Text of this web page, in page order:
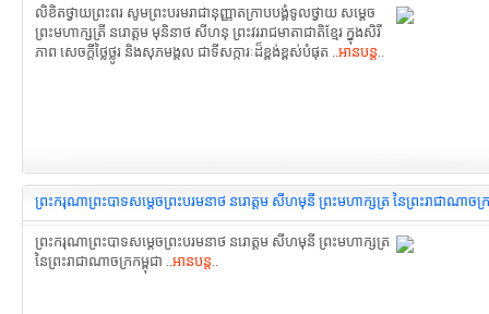
លិខិតថ្វាយព្រះពរ សូមព្រះបរមរាជា​នុញ្ញាតក្រាបបង្គំទូលថ្វាយ សម្ដេច
ព្រះមហាក្សត្រី នរោត្តម មុនិនាថ សីហនុ ព្រះវររាជមាតាជាតិខ្មែរ ក្នុងសិរី
ភាព សេចក្ដីថ្លៃថ្លូរ និងសុភមង្គល ជាទីសក្ការៈដ៏ខ្ពង់ខ្ពស់បំផុត ..អានបន្ត..
ព្រះករុណាព្រះបាទ​សម្ដេចព្រះបរមនាថ នរោត្តម សីហមុនី ព្រះមហាក្សត្រ នៃព្រះរាជាណាចក្រ
ព្រះករុណាព្រះបាទ​សម្ដេចព្រះបរមនាថ នរោត្តម សីហមុនី ព្រះមហាក្សត្រ
នៃព្រះរាជាណាចក្រកម្ពុជា ..អានបន្ត..